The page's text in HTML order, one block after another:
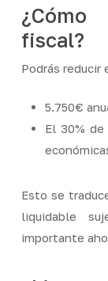
fiscal?
Podrás reducir
5.750€
El 30%
Esto se
liquidable
importante